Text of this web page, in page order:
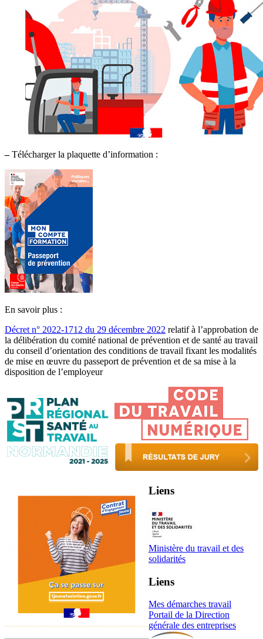
–Télécharger la plaquette d’information :
En savoir plus :
Décret n° 2022-1712 du 29 décembre 2022 relatif à l’approbation de
la délibération du comité national de prévention et de santé au travail
du conseil d’orientation des conditions de travail fixant les modalités
de mise en œuvre du passeport de prévention et de sa mise à la
disposition de l’employeur
Liens
Ministère du travail et des
solidarités
Liens
Mes démarches travail
Portail de la Direction
générale des entreprises